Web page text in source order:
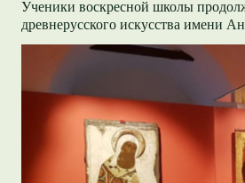
Ученики воскресной школы
древнерусского искусства имени